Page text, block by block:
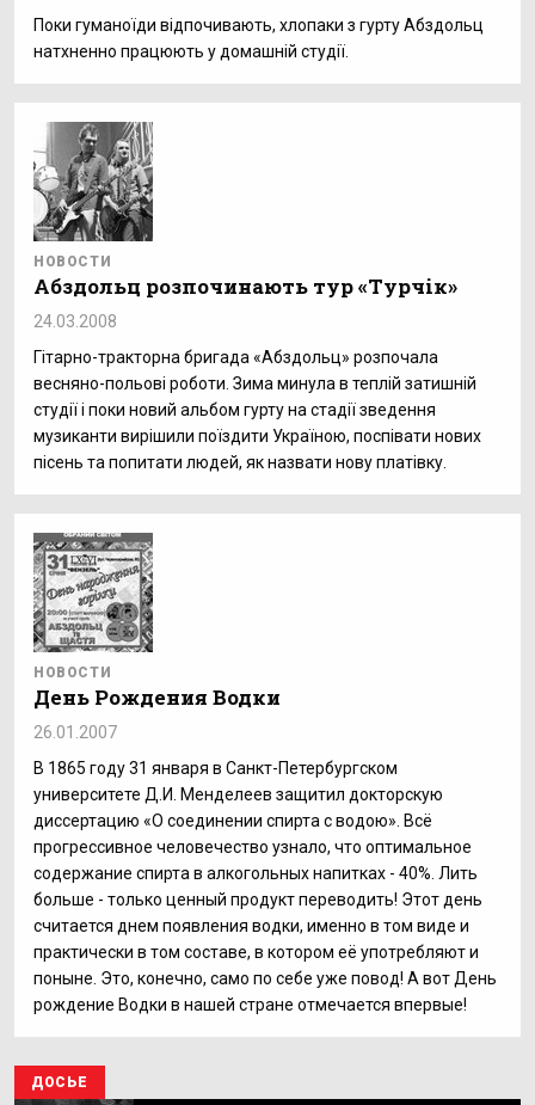
Поки гуманоїди відпочивають, хлопаки з гурту Абздольц
натхненно працюють у домашній студії.
НОВОСТИ
Абздольц розпочинають тур «Турчік»
24.03.2008
Гітарно-тракторна бригада «Абздольц» розпочала
весняно-польові роботи. Зима минула в теплій затишній
студії і поки новий альбом гурту на стадії зведення
музиканти вирішили поїздити Україною, поспівати нових
пісень та попитати людей, як назвати нову платівку.
НОВОСТИ
День Рождения Водки
26.01.2007
В 1865 году 31 января в Санкт-Петербургском
университете Д.И. Менделеев защитил докторскую
диссертацию «О соединении спирта с водою». Всё
прогрессивное человечество узнало, что оптимальное
содержание спирта в алкогольных напитках - 40%. Лить
больше - только ценный продукт переводить! Этот день
считается днем появления водки, именно в том виде и
практически в том составе, в котором её употребляют и
поныне. Это, конечно, само по себе уже повод! А вот День
рождение Водки в нашей стране отмечается впервые!
ДОСЬЕ